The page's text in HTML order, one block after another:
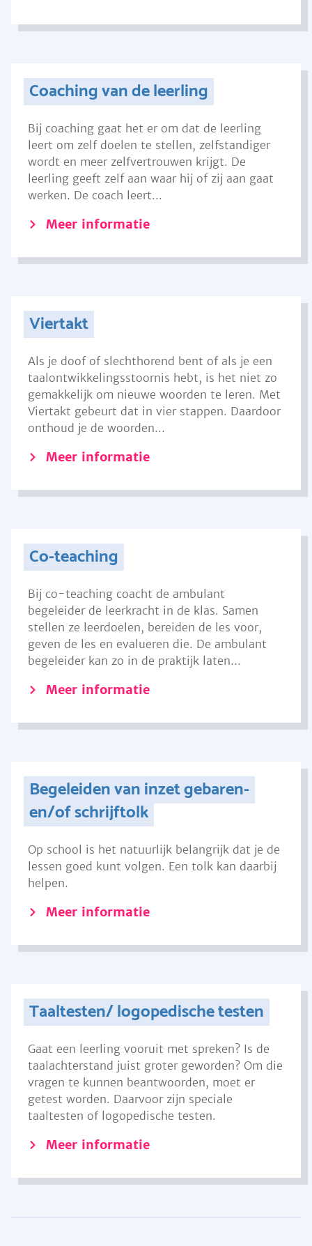
Coaching van de leerling
Bij coaching gaat het er om dat de leerling
leert om zelf doelen te stellen, zelfstandiger
wordt en meer zelfvertrouwen krijgt. De
leerling geeft zelf aan waar hij of zij aan gaat
werken. De coach leert...
Meer informatie
Viertakt
Als je doof of slechthorend bent of als je een
taalontwikkelingsstoornis hebt, is het niet zo
gemakkelijk om nieuwe woorden te leren. Met
Viertakt gebeurt dat in vier stappen. Daardoor
onthoud je de woorden...
Meer informatie
Co-teaching
Bij co-teaching coacht de ambulant
begeleider de leerkracht in de klas. Samen
stellen ze leerdoelen, bereiden de les voor,
geven de les en evalueren die. De ambulant
begeleider kan zo in de praktijk laten...
Meer informatie
Begeleiden van inzet gebaren-
en/of schrijftolk
Op school is het natuurlijk belangrijk dat je de
lessen goed kunt volgen. Een tolk kan daarbij
helpen.
Meer informatie
Taaltesten/ logopedische testen
Gaat een leerling vooruit met spreken? Is de
taalachterstand juist groter geworden? Om die
vragen te kunnen beantwoorden, moet er
getest worden. Daarvoor zijn speciale
taaltesten of logopedische testen.
Meer informatie